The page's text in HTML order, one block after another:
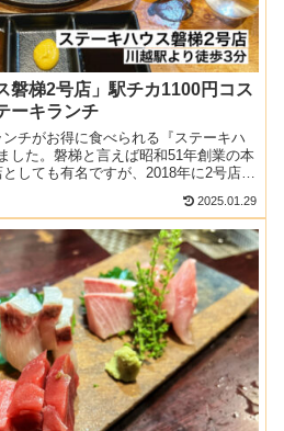
磐梯2号店」駅チカ1100円コス
ーキランチ
チがお得に食べられる『ステーキハ
した。磐梯と言えば昭和51年創業の本
しても有名ですが、2018年に2号店も
2025.01.29